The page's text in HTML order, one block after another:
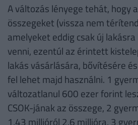
A változás lényege tehát, hogy
összegeket (vissza nem
amelyeket eddig csak új
venni, ezentúl az érintett
lakás vásárlására, bővítésére
fel lehet majd használni. 1
változatlanul 600 ezer forint
CSOK-jának az összege, 2
1,43 millióról 2,6 millióra, 3